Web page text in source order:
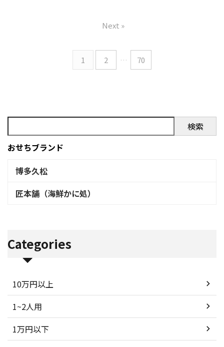
考に是非どうぞ!!! 京都清水五条
での口コミ 京都清水五条「ほ
った」100品目おせちの総合評
価 以下は京都清水五条「ほっ
（すき焼き用セット付き）を
「日本料理 てら岡」祝彩三段
重（すき焼き用セット付き）
のXでの口コミ 「日本料理 て
クしてみてください!!! 以下は
「日本料理 てら岡」祝彩三段
1 2 … 70
Next »
検索
おせちブランド
博多久松
匠本舗（海鮮かに処）
Categories
10万円以上
1~2人用
1万円以下